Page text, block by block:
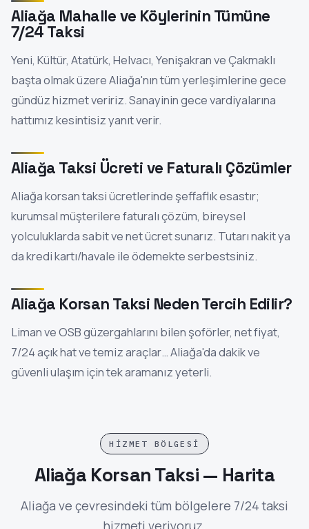
Aliağa Mahalle ve Köylerinin Tümüne
7/24 Taksi
Yeni, Kültür, Atatürk, Helvacı, Yenişakran ve Çakmaklı
başta olmak üzere Aliağa'nın tüm yerleşimlerine gece
gündüz hizmet veririz. Sanayinin gece vardiyalarına
hattımız kesintisiz yanıt verir.
Aliağa Taksi Ücreti ve Faturalı Çözümler
Aliağa korsan taksi ücretlerinde şeffaflık esastır;
kurumsal müşterilere faturalı çözüm, bireysel
yolculuklarda sabit ve net ücret sunarız. Tutarı nakit ya
da kredi kartı/havale ile ödemekte serbestsiniz.
Aliağa Korsan Taksi Neden Tercih Edilir?
Liman ve OSB güzergahlarını bilen şoförler, net fiyat,
7/24 açık hat ve temiz araçlar… Aliağa'da dakik ve
güvenli ulaşım için tek aramanız yeterli.
HIZMET BÖLGESI
Aliağa Korsan Taksi — Harita
Aliağa ve çevresindeki tüm bölgelere 7/24 taksi
hizmeti veriyoruz.